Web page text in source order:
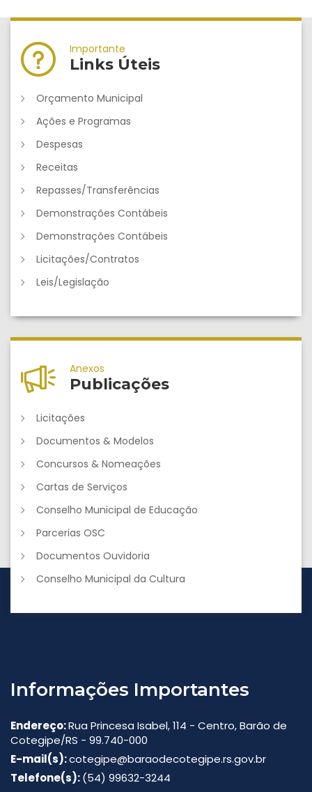
Importante
Links Úteis
Orçamento Municipal
Ações e Programas
Despesas
Receitas
Repasses/Transferências
Demonstrações Contábeis
Demonstrações Contábeis
Licitações/Contratos
Leis/Legislação
Anexos
Publicações
Licitações
Documentos & Modelos
Concursos & Nomeações
Cartas de Serviços
Conselho Municipal de Educação
Parcerias OSC
Documentos Ouvidoria
Conselho Municipal da Cultura
Informações Importantes
Endereço:Rua Princesa Isabel, 114 - Centro, Barão de
Cotegipe/RS - 99.740-000
E-mail(s):cotegipe@baraodecotegipe.rs.gov.br
Telefone(s):(54) 99632-3244